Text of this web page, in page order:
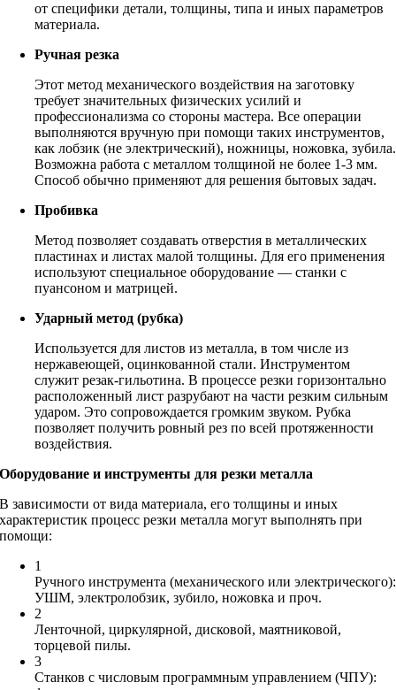
от специфики детали, толщины, типа и иных параметров
материала.
Ручная резка
Этот метод механического воздействия на заготовку
требует значительных физических усилий и
профессионализма со стороны мастера. Все операции
выполняются вручную при помощи таких инструментов,
как лобзик (не электрический), ножницы, ножовка, зубила.
Возможна работа с металлом толщиной не более 1-3 мм.
Способ обычно применяют для решения бытовых задач.
Пробивка
Метод позволяет создавать отверстия в металлических
пластинах и листах малой толщины. Для его применения
используют специальное оборудование — станки с
пуансоном и матрицей.
Ударный метод (рубка)
Используется для листов из металла, в том числе из
нержавеющей, оцинкованной стали. Инструментом
служит резак-гильотина. В процессе резки горизонтально
расположенный лист разрубают на части резким сильным
ударом. Это сопровождается громким звуком. Рубка
позволяет получить ровный рез по всей протяженности
воздействия.
Оборудование и инструменты для резки металла
В зависимости от вида материала, его толщины и иных
характеристик процесс резки металла могут выполнять при
помощи:
1
Ручного инструмента (механического или электрического):
УШМ, электролобзик, зубило, ножовка и проч.
2
Ленточной, циркулярной, дисковой, маятниковой,
торцевой пилы.
3
Станков с числовым программным управлением (ЧПУ):